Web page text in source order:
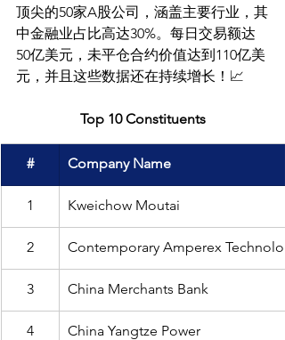
顶尖的50家A股公司，涵盖主要行业，其
中金融业占比高达30%。每日交易额达
50亿美元，未平仓合约价值达到110亿美
元，并且这些数据还在持续增长！📈
Top 10 Constituents
# Company Name
1 Kweichow Moutai
2 Contemporary Amperex
3 China Merchants Bank
4 China Yangtze Power